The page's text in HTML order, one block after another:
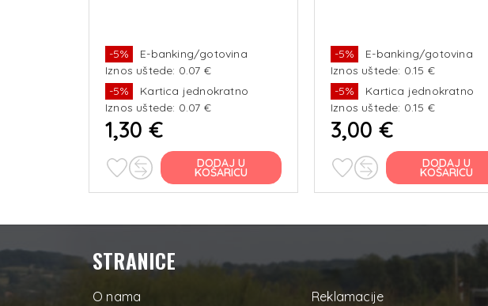
-5%
E-banking/gotovina
Iznos uštede: 0.07 €
-5%
Kartica jednokratno
Iznos uštede: 0.07 €
1,30 €
DODAJ U
KOŠARICU
-5%
E-banking/gotovina
Iznos uštede: 0.15 €
-5%
Kartica jednokratno
Iznos uštede: 0.15 €
3,00 €
DODAJ U
KOŠARICU
STRANICE
O nama
Reklamacije